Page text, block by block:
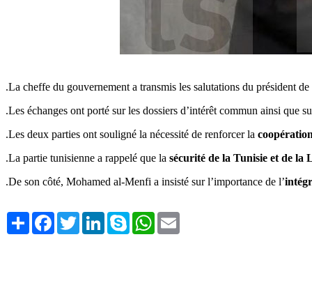
La cheffe du gouvernement a transmis les salutations du président
.
Les échanges ont porté sur les dossiers d’intérêt commun ainsi que
Les deux parties ont souligné la nécessité de renforcer la
La partie tunisienne a rappelé que la sécurité de la Tunisie et de la
De son côté, Mohamed al-Menfi a insisté sur l’importance de l’
Share FacebookTwitterLinkedInSkype WhatsApp